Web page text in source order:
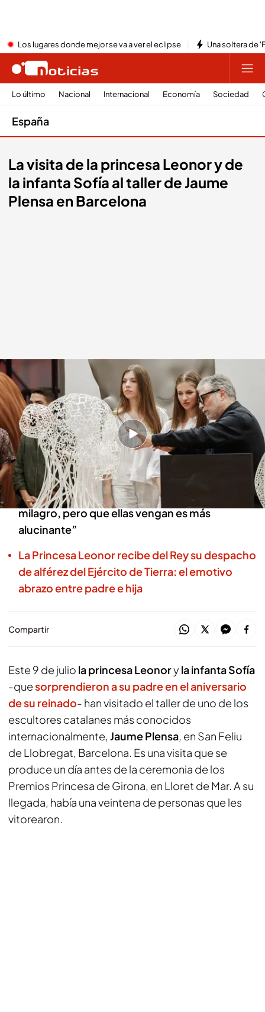
Los lugares donde mejor se va a ver el eclipse Una soltera de
Lo último Nacional Internacional Economía Sociedad
España
La visita de la princesa Leonor y de
la infanta Sofía al taller de Jaume
Plensa en Barcelona
Así ha sido la visita de las hijas del rey al taller del escultor catalán
Redacción digital Noticias Cuatro Europa Press
09 JUL 2024 - 21:35h.
La visita se produce un día antes de la
ceremonia de los Premios Princesa de Girona,
en Lloret de Mar
Jaume Plensa: “Vender una escultura es un
milagro, pero que ellas vengan es más
alucinante”
La Princesa Leonor recibe del Rey su despacho
de alférez del Ejército de Tierra: el emotivo
abrazo entre padre e hija
Compartir
Este 9 de julio la princesa Leonory la infanta Sofía
-quesorprendieron a su padre en el aniversario
de su reinado- han visitado el taller de uno de los
escultores catalanes más conocidos
internacionalmente, Jaume Plensa, en San Feliu
de Llobregat, Barcelona. Es una visita que se
produce un día antes de la ceremonia de los
Premios Princesa de Girona, en Lloret de Mar. A su
llegada, había una veintena de personas que les
vitorearon.